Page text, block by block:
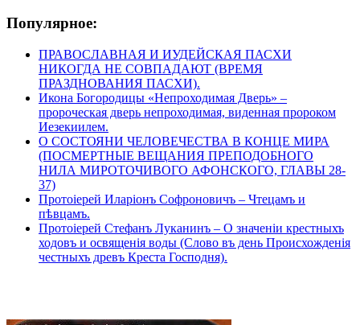
Популярное:
ПРАВОСЛАВНАЯ И ИУДЕЙСКАЯ ПАСХИ
НИКОГДА НЕ СОВПАДАЮТ (ВРЕМЯ
ПРАЗДНОВАНИЯ ПАСХИ).
Икона Богородицы «Непроходимая Дверь» –
пророческая дверь непроходимая, виденная пророком
Иезекиилем.
О СОСТОЯНИ ЧЕЛОВЕЧЕСТВА В КОНЦЕ МИРА
(ПОСМЕРТНЫЕ ВЕЩАНИЯ ПРЕПОДОБНОГО
НИЛА МИРОТОЧИВОГО АФОНСКОГО, ГЛАВЫ 28-
37)
Протоіерей Иларіонъ Софроновичъ – Чтецамъ и
пѣвцамъ.
Протоіерей Стефанъ Луканинъ – О значеніи крестныхъ
ходовъ и освященія воды (Слово въ день Происхожденія
честныхъ древъ Креста Господня).